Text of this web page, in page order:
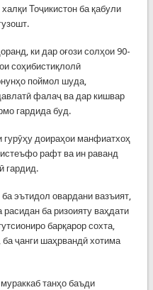
Тоҷикистон ба қабули
ки дар оғози солҳои 90-
соҳибистиқлолӣ
поймол шуда,
фалаҷ ва дар кишвар
гардида буд.
доираҳои манфиатхоҳ
рафт ва ин раванд
гардид.
эътидол овардани вазъият,
ба ризоияту ваҳдати
барқарор сохта,
ба ҷанги шаҳрвандӣ хотима
танҳо баъди